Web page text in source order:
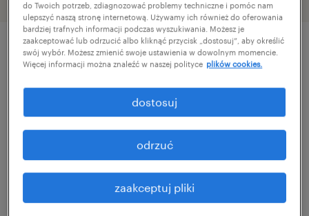
szczegóły oferty
Dla jednego z naszych Klientów, producenta i
dostawcy części, komponentów i
podzespołów dla przemysłu spożywczego,
farmaceutycznego, poszukujemy osób do
pracy przy spawaniu elementów.
do Twoich potrzeb, zdiagnozować problemy techniczne i pomóc nam
ulepszyć naszą stronę internetową. Używamy ich również do oferowania
bardziej trafnych informacji podczas wyszukiwania. Możesz je
zaakceptować lub odrzucić albo kliknąć przycisk „dostosuj”, aby określić
swój wybór. Możesz zmienić swoje ustawienia w dowolnym momencie.
Więcej informacji można znaleźć w naszej polityce plików cookies.
zaakceptuj pliki
odrzuć
dostosuj